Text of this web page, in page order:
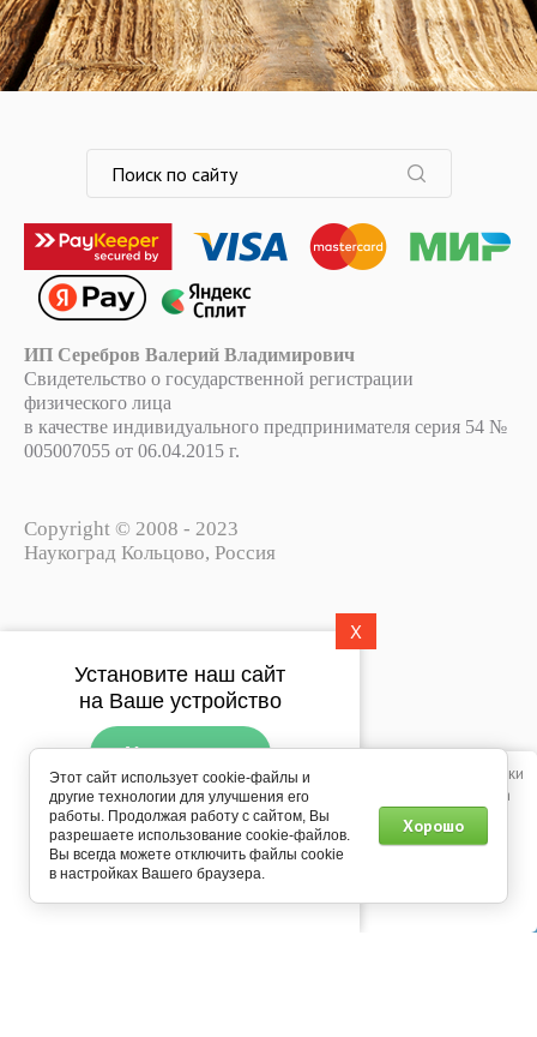
ИП Серебров Валерий Владимирович
Свидетельство о государственной регистрации
физического лица
в качестве индивидуального предпринимателя серия 54 №
005007055 от 06.04.2015 г.
Copyright © 2008 - 2023
Наукоград Кольцово, Россия
Пользовательское соглашение
Мегагрупп.ру
Этот сайт использует файлы cookie, метаданные и сервис веб-аналитики
Яндекс.Метрика. Продолжая просматривать его, вы соглашаетесь на
использование нами файлов cookie, метаданных и сервиса веб-
аналитики Яндекс.Метрика в соответствии с
Политикой
конфиденциальности
Продолжить
X
Установите наш сайт
на Ваше устройство
Установить
Подпишитесь на рассылку
push-уведомлений
Подписаться
Этот сайт использует cookie-файлы и
другие технологии для улучшения его
работы. Продолжая работу с сайтом, Вы
разрешаете использование cookie-файлов.
Вы всегда можете отключить файлы cookie
в настройках Вашего браузера.
Хорошо